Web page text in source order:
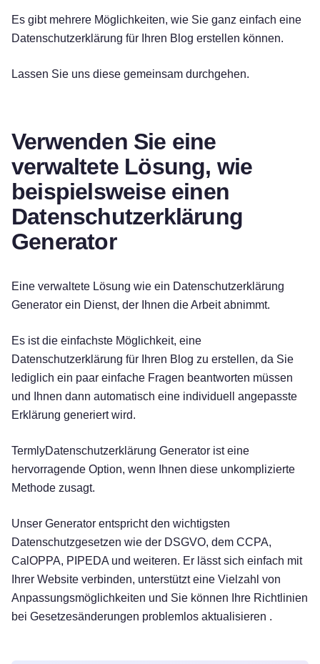
Es gibt mehrere Möglichkeiten, wie Sie ganz einfach eine
Datenschutzerklärung für Ihren Blog erstellen können.
Lassen Sie uns diese gemeinsam durchgehen.
Verwenden Sie eine
verwaltete Lösung, wie
beispielsweise einen
Datenschutzerklärung
Generator
Eine verwaltete Lösung wie ein Datenschutzerklärung
Generator ein Dienst, der Ihnen die Arbeit abnimmt.
Es ist die einfachste Möglichkeit, eine
Datenschutzerklärung für Ihren Blog zu erstellen, da Sie
lediglich ein paar einfache Fragen beantworten müssen
und Ihnen dann automatisch eine individuell angepasste
Erklärung generiert wird.
TermlyDatenschutzerklärung Generator ist eine
hervorragende Option, wenn Ihnen diese unkomplizierte
Methode zusagt.
Unser Generator entspricht den wichtigsten
Datenschutzgesetzen wie der DSGVO, dem CCPA,
CalOPPA, PIPEDA und weiteren. Er lässt sich einfach mit
Ihrer Website verbinden, unterstützt eine Vielzahl von
Anpassungsmöglichkeiten und Sie können
Ihre Richtlinien
bei Gesetzesänderungen problemlos aktualisieren .